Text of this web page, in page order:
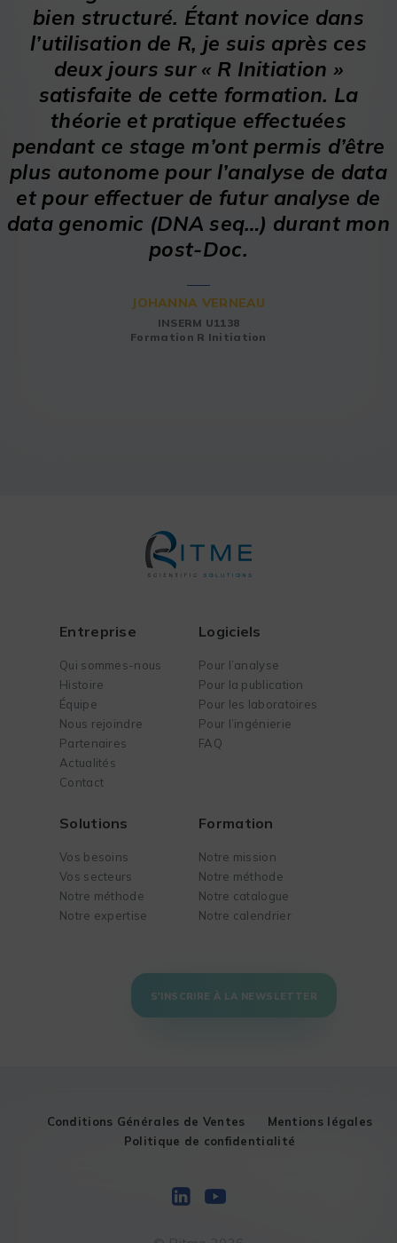
bien structuré. Étant novice dans
l’utilisation de R, je suis après ces
deux jours sur « R Initiation »
satisfaite de cette formation. La
théorie et pratique effectuées
pendant ce stage m’ont permis d’être
plus autonome pour l’analyse de data
et pour effectuer de futur analyse de
data genomic (DNA seq…) durant mon
post-Doc.
JOHANNA VERNEAU
INSERM U1138
Formation R Initiation
Entreprise
Qui sommes-nous
Histoire
Équipe
Nous rejoindre
Partenaires
Actualités
Contact
Logiciels
Pour l’analyse
Pour la publication
Pour les laboratoires
Pour l’ingénierie
FAQ
Solutions
Vos besoins
Vos secteurs
Notre méthode
Notre expertise
Formation
Notre mission
Notre méthode
Notre catalogue
Notre calendrier
S'INSCRIRE À LA NEWSLETTER
Conditions Générales de Ventes
Mentions légales
Politique de confidentialité